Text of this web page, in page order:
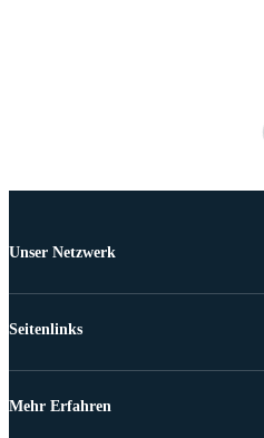
Unser Netzwerk
Seitenlinks
Mehr Erfahren